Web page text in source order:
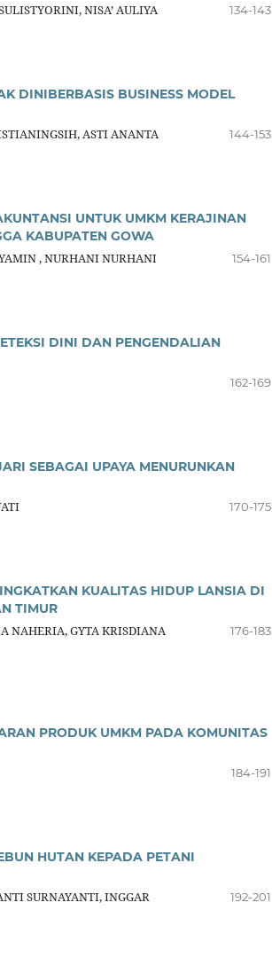
NISA’ AULIYA
134-143
DINIBERBASIS BUSINESS MODEL
ASTI ANANTA
144-153
UNTUK UMKM KERAJINAN
KABUPATEN GOWA
, NURHANI NURHANI
154-161
DINI DAN PENGENDALIAN
162-169
SEBAGAI UPAYA MENURUNKAN
170-175
KUALITAS HIDUP LANSIA DI
TIMUR
NAHERIA, GYTA KRISDIANA
176-183
PRODUK UMKM PADA KOMUNITAS
184-191
HUTAN KEPADA PETANI
SURNAYANTI, INGGAR
192-201